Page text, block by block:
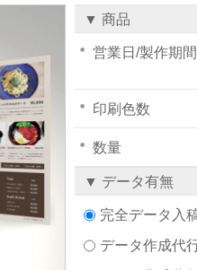
▼ 商品
営業日/製作期間
印刷色数
数量
▼ データ有無
完全データ入
データ作成代